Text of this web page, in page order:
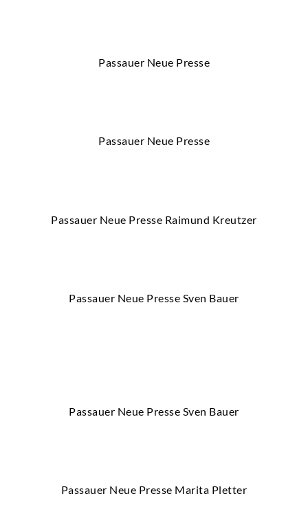
Passauer Neue Presse
Passauer Neue Presse
Passauer Neue Presse Raimund Kreutzer
Passauer Neue Presse Sven Bauer
Passauer Neue Presse Sven Bauer
Passauer Neue Presse Marita Pletter